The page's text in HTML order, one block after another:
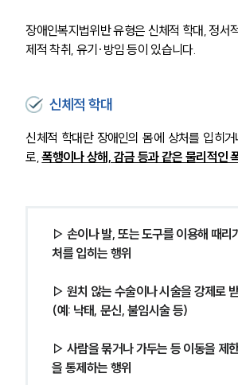
장애인복지법위반 유형은 신체적 학대, 정서
제적 착취, 유기·방임 등이 있습니다.
신체적 학대
신체적 학대란 장애인의 몸에 상처를 입히
로, 폭행이나 상해, 감금 등과 같은 물리적인
▷ 손이나 발, 또는 도구를 이용해 때리
처를 입히는 행위
▷ 원치 않는 수술이나 시술을 강제로
(예: 낙태, 문신, 불임시술 등)
▷ 사람을 묶거나 가두는 등 이동을 제
을 통제하는 행위